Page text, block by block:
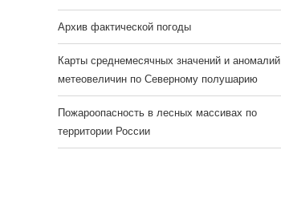
Архив фактической погоды
Карты среднемесячных значений и аномалий
метеовеличин по Северному полушарию
Пожароопасность в лесных массивах по
территории России